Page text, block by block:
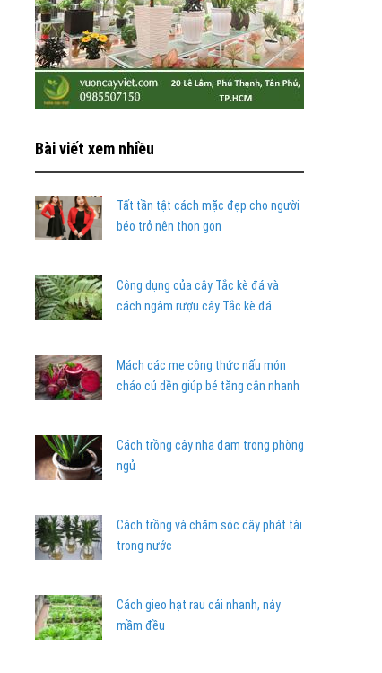
Bài viết xem nhiều
Tất tần tật cách mặc đẹp cho người
béo trở nên thon gọn
Công dụng của cây Tắc kè đá và
cách ngâm rượu cây Tắc kè đá
Mách các mẹ công thức nấu món
cháo củ dền giúp bé tăng cân nhanh
Cách trồng cây nha đam trong phòng
ngủ
Cách trồng và chăm sóc cây phát tài
trong nước
Cách gieo hạt rau cải nhanh, nảy
mầm đều